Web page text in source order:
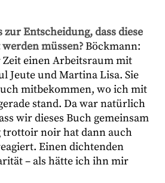
zur Entscheidung, dass diese
müssen?Böckmann:
einen Arbeitsraum mit
Jeute und Martina Lisa. Sie
mitbekommen, wo ich mit
stand. Da war natürlich
wir dieses Buch gemeinsam
trottoir noir hat dann auch
Einen dichtenden
– als hätte ich ihn mir